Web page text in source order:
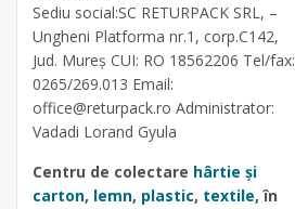
Sediu social:SC RETURPACK SRL, –
Ungheni Platforma nr.1, corp.C142,
Jud. Mureș CUI: RO 18562206 Tel/fax:
0265/269.013 Email:
office@returpack.ro Administrator:
Vadadi Lorand Gyula
Centru de colectare hârtie și
carton, lemn, plastic, textile, în